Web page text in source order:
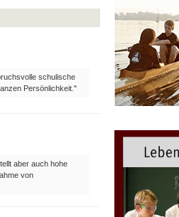
schulische
Persönlichkeit."
aber auch hohe
von